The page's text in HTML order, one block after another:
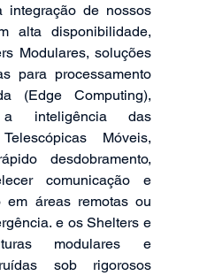
integração de nossos
alta disponibilidade,
Modulares, soluções
para processamento
(Edge Computing),
inteligência das
Móveis,
desdobramento,
comunicação e
em áreas remotas ou
e os Shelters e
modulares e
sob rigorosos